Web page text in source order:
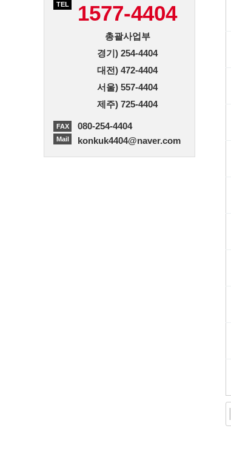
TEL 1577-4404
총괄사업부
경기) 254-4404
대전) 472-4404
서울) 557-4404
제주) 725-4404
FAX 080-254-4404
Mail konkuk4404@naver.com